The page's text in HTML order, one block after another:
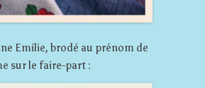
Emilie, brodé au prénom de
sur le faire-part :